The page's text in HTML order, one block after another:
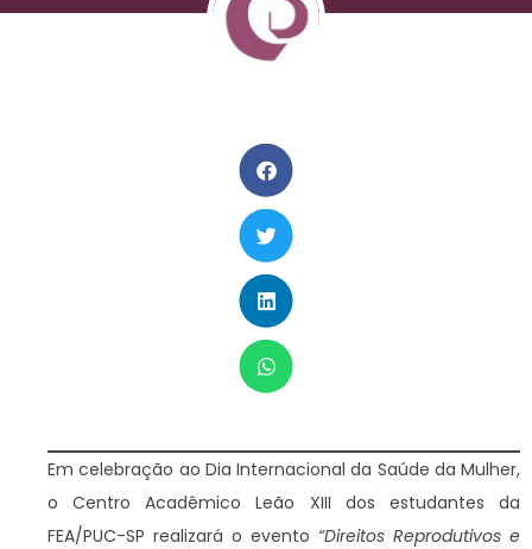
Em celebração ao Dia Internacional da Saúde da Mulher,
o Centro Acadêmico Leão XIII dos estudantes da
FEA/PUC-SP realizará o evento “Direitos Reprodutivos e